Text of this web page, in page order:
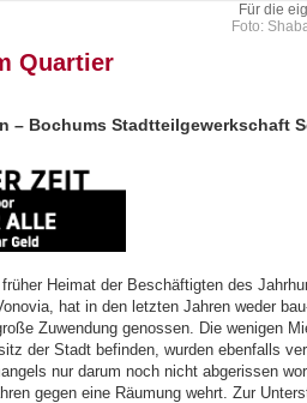
Für die
Foto:
Quartier
– Bochums Stadtteilgewerkschaft
Heimat der Beschäftigten des
hat in den letzten Jahren weder
Zuwendung genossen. Die wenigen
der Stadt befinden, wurden ebenfalls
nur darum noch nicht abgerissen
gegen eine Räumung wehrt. Zur